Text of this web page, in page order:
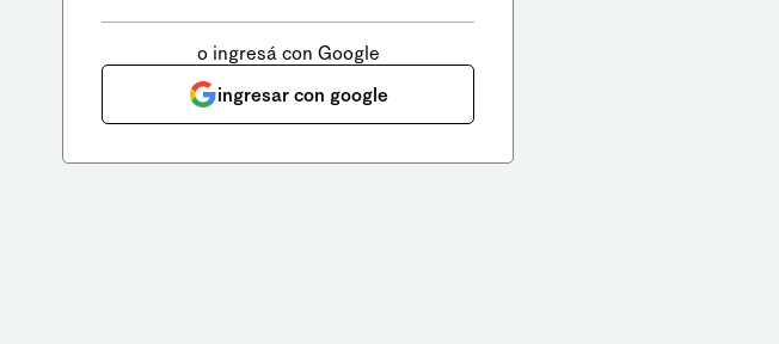
o ingresá con Google
ingresar con google